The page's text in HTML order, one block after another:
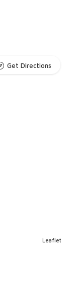
Leaflet
Get Directions